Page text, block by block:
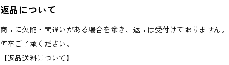
返品について
商品に欠陥・間違いがある場合を除き、返品は受付けておりません。
何卒ご了承ください。
【返品送料について】